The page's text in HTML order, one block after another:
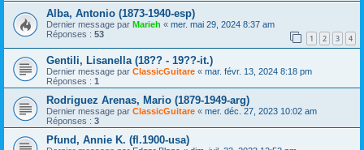
Alba, Antonio (1873-1940-esp)
Dernier message par Marieh « mer. mai 29, 2024 8:37 am
Réponses : 53 1 2 3 4
Gentili, Lisanella (18?? - 19??-it.)
Dernier message par ClassicGuitare « mar. févr. 13, 2024 8:18 pm
Réponses : 1
Rodriguez Arenas, Mario (1879-1949-arg)
Dernier message par ClassicGuitare « mer. déc. 27, 2023 10:02 am
Réponses : 3
Pfund, Annie K. (fl.1900-usa)